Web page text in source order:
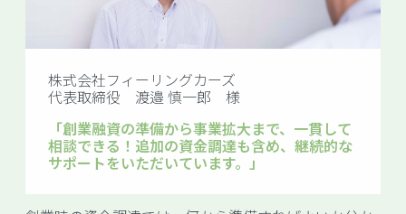
株式会社フィーリングカーズ
代表取締役 渡邉 慎一郎 様
「創業融資の準備から事業拡大まで、一貫して
相談できる！追加の資金調達も含め、継続的な
サポートをいただいています。」